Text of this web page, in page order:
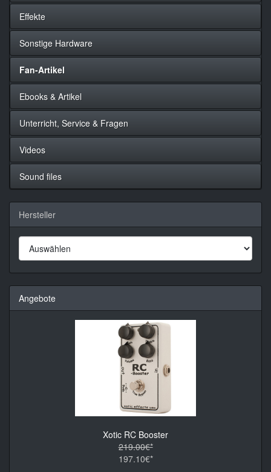
Effekte
Sonstige Hardware
Fan-Artikel
Ebooks & Artikel
Unterricht, Service & Fragen
Videos
Sound files
Hersteller
Angebote
Xotic RC Booster
219.00€*
197.10€*